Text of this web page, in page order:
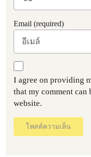
Email (required)
I agree on providing
that my comment can
website.
โพสต์ความเห็น